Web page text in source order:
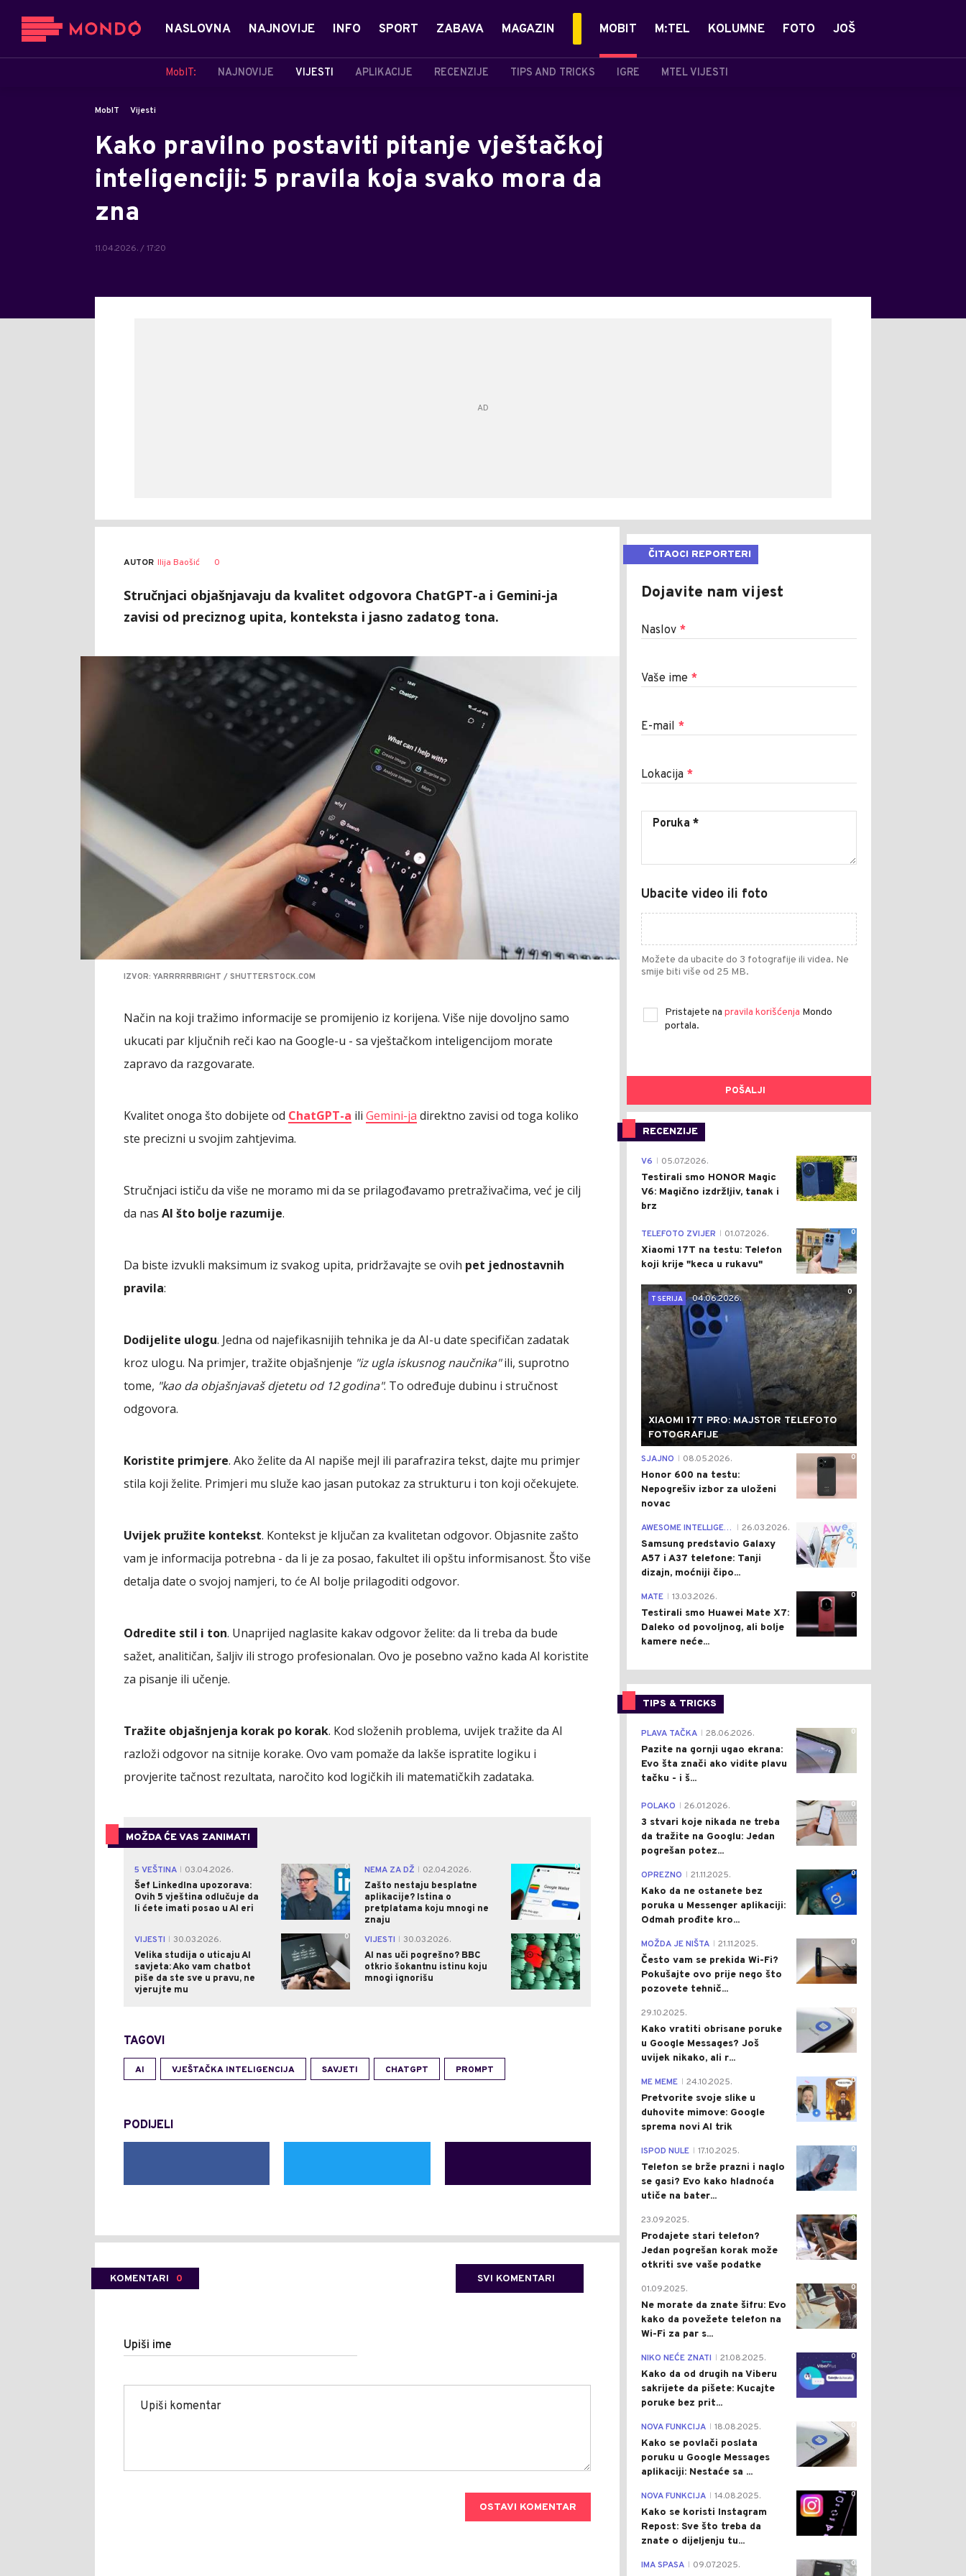
NASLOVNA NAJNOVIJE INFO SPORT ZABAVA MAGAZIN MOBIT
MobIT: NAJNOVIJE VIJESTI APLIKACIJE RECENZIJE TIPS AND TRICKS IGRE MTEL VIJESTI
M:TEL KOLUMNE FOTO JOŠ
MobIT Vijesti
Kako pravilno postaviti pitanje vještačkoj
inteligenciji: 5 pravila koja svako mora da
zna
11.04.2026. / 17:20
AUTOR Ilija Baošić 0
Stručnjaci objašnjavaju da kvalitet odgovora ChatGPT-a i Gemini-ja
zavisi od preciznog upita, konteksta i jasno zadatog tona.
IZVOR: YARRRRRBRIGHT / SHUTTERSTOCK.COM
Način na koji tražimo informacije se promijenio iz korijena. Više nije dovoljno samo
ukucati par ključnih reči kao na Google-u - sa vještačkom inteligencijom morate
zapravo da razgovarate.
Kvalitet onoga što dobijete od ChatGPT-a ili Gemini-ja direktno zavisi od toga koliko
ste precizni u svojim zahtjevima.
Stručnjaci ističu da više ne moramo mi da se prilagođavamo pretraživačima, već je cilj
da nas AI što bolje razumije.
Da biste izvukli maksimum iz svakog upita, pridržavajte se ovih pet jednostavnih
pravila:
Dodijelite ulogu. Jedna od najefikasnijih tehnika je da AI-u date specifičan zadatak
kroz ulogu. Na primjer, tražite objašnjenje "iz ugla iskusnog naučnika"ili, suprotno
tome, "kao da objašnjavaš djetetu od 12 godina". To određuje dubinu i stručnost
odgovora.
Koristite primjere. Ako želite da AI napiše mejl ili parafrazira tekst, dajte mu primjer
stila koji želite. Primjeri mu služe kao jasan putokaz za strukturu i ton koji očekujete.
Uvijek pružite kontekst. Kontekst je ključan za kvalitetan odgovor. Objasnite zašto
vam je informacija potrebna - da li je za posao, fakultet ili opštu informisanost. Što više
detalja date o svojoj namjeri, to će AI bolje prilagoditi odgovor.
Odredite stil i ton. Unaprijed naglasite kakav odgovor želite: da li treba da bude
sažet, analitičan, šaljiv ili strogo profesionalan. Ovo je posebno važno kada AI koristite
za pisanje ili učenje.
Tražite objašnjenja korak po korak. Kod složenih problema, uvijek tražite da AI
razloži odgovor na sitnije korake. Ovo vam pomaže da lakše ispratite logiku i
provjerite tačnost rezultata, naročito kod logičkih ili matematičkih zadataka.
MOŽDA ĆE VAS ZANIMATI
5 VEŠTINA
03.04.2026.
Šef LinkedIna upozorava:
Ovih 5 vještina odlučuje da
li ćete imati posao u AI eri
0 NEMA ZA DŽ
02.04.2026.
Zašto nestaju besplatne
aplikacije? Istina o
pretplatama koju mnogi ne
znaju
0
VIJESTI
30.03.2026.
Velika studija o uticaju AI
savjeta: Ako vam chatbot
piše da ste sve u pravu, ne
vjerujte mu
0 VIJESTI
30.03.2026.
AI nas uči pogrešno? BBC
otkrio šokantnu istinu koju
mnogi ignorišu
0
TAGOVI
AI VJEŠTAČKA INTELIGENCIJA SAVJETI CHATGPT PROMPT
PODIJELI
KOMENTARI 0 SVI KOMENTARI
Upiši ime
OSTAVI KOMENTAR
ČITAOCI REPORTERI
Dojavite nam vijest
Naslov *
Vaše ime *
E-mail *
Lokacija *
Ubacite video ili foto
Možete da ubacite do 3 fotografije ili videa. Ne
smije biti više od 25 MB.
Pristajete na pravila korišćenja Mondo
portala.
POŠALJI
RECENZIJE
0
V6 05.07.2026.
Testirali smo HONOR Magic
V6: Magično izdržljiv, tanak i
brz
0
TELEFOTO ZVIJER 01.07.2026.
Xiaomi 17T na testu: Telefon
koji krije "keca u rukavu"
0
T SERIJA
04.06.2026.
XIAOMI 17T PRO: MAJSTOR TELEFOTO
FOTOGRAFIJE
0
SJAJNO 08.05.2026.
Honor 600 na testu:
Nepogrešiv izbor za uloženi
novac
AWESOME INTELLIGENCE 26.03.2026.
Samsung predstavio Galaxy
A57 i A37 telefone: Tanji
dizajn, moćniji čipo...
0
MATE 13.03.2026.
Testirali smo Huawei Mate X7:
Daleko od povoljnog, ali bolje
kamere neće...
TIPS & TRICKS
0
PLAVA TAČKA 28.06.2026.
Pazite na gornji ugao ekrana:
Evo šta znači ako vidite plavu
tačku - i š...
0
POLAKO 26.01.2026.
3 stvari koje nikada ne treba
da tražite na Googlu: Jedan
pogrešan potez...
0
OPREZNO 21.11.2025.
Kako da ne ostanete bez
poruka u Messenger aplikaciji:
Odmah prođite kro...
0
MOŽDA JE NIŠTA 21.11.2025.
Često vam se prekida Wi-Fi?
Pokušajte ovo prije nego što
pozovete tehnič...
0
29.10.2025.
Kako vratiti obrisane poruke
u Google Messages? Još
uvijek nikako, ali r...
0
ME MEME 24.10.2025.
Pretvorite svoje slike u
duhovite mimove: Google
sprema novi AI trik
0
ISPOD NULE 17.10.2025.
Telefon se brže prazni i naglo
se gasi? Evo kako hladnoća
utiče na bater...
0
23.09.2025.
Prodajete stari telefon?
Jedan pogrešan korak može
otkriti sve vaše podatke
0
01.09.2025.
Ne morate da znate šifru: Evo
kako da povežete telefon na
Wi-Fi za par s...
0
NIKO NEĆE ZNATI 21.08.2025.
Kako da od drugih na Viberu
sakrijete da pišete: Kucajte
poruke bez prit...
0
NOVA FUNKCIJA 18.08.2025.
Kako se povlači poslata
poruku u Google Messages
aplikaciji: Nestaće sa ...
0
NOVA FUNKCIJA 14.08.2025.
Kako se koristi Instagram
Repost: Sve što treba da
znate o dijeljenju tu...
0
IMA SPASA 09.07.2025.